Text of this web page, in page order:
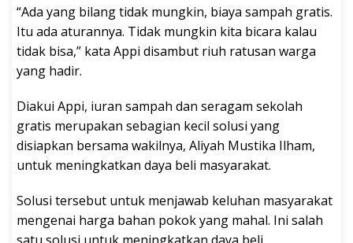
“Ada yang bilang tidak mungkin, biaya sampah gratis.
Itu ada aturannya. Tidak mungkin kita bicara kalau
tidak bisa,” kata Appi disambut riuh ratusan warga
yang hadir.
Diakui Appi, iuran sampah dan seragam sekolah
gratis merupakan sebagian kecil solusi yang
disiapkan bersama wakilnya, Aliyah Mustika Ilham,
untuk meningkatkan daya beli masyarakat.
Solusi tersebut untuk menjawab keluhan masyarakat
mengenai harga bahan pokok yang mahal. Ini salah